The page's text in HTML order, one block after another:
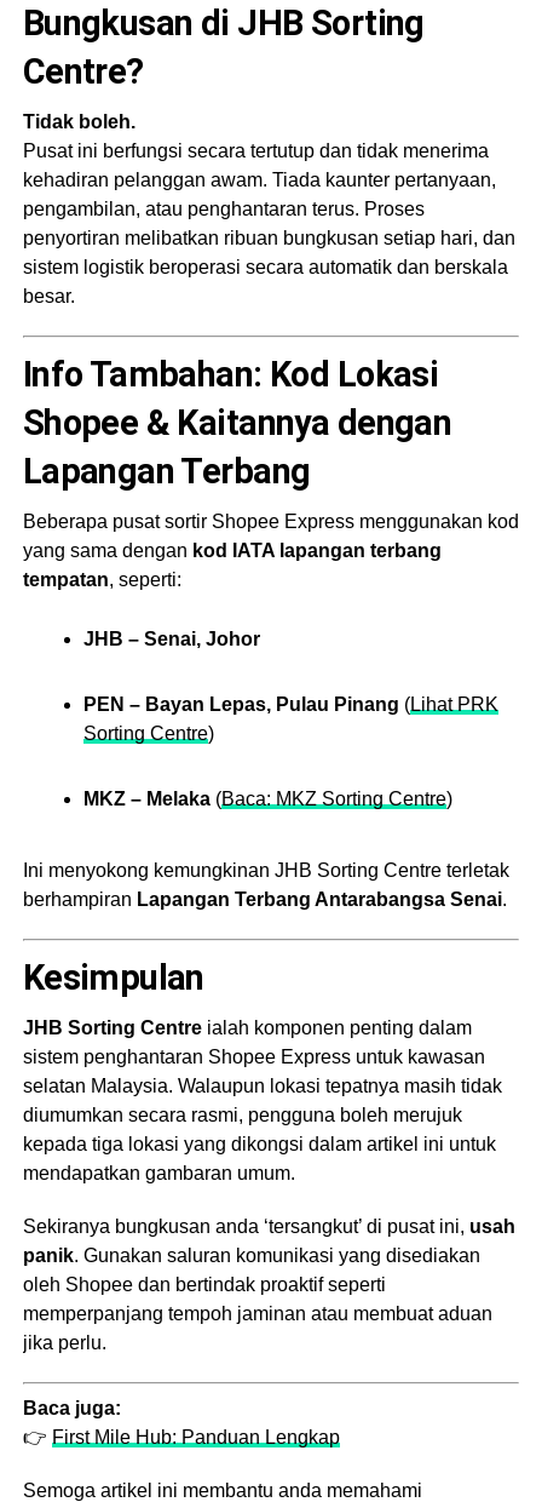
Bungkusan di JHB Sorting
Centre?
Tidak boleh.
Pusat ini berfungsi secara tertutup dan tidak menerima
kehadiran pelanggan awam. Tiada kaunter pertanyaan,
pengambilan, atau penghantaran terus. Proses
penyortiran melibatkan ribuan bungkusan setiap hari, dan
sistem logistik beroperasi secara automatik dan berskala
besar.
Info Tambahan: Kod Lokasi
Shopee & Kaitannya dengan
Lapangan Terbang
Beberapa pusat sortir Shopee Express menggunakan kod
yang sama dengan kod IATA lapangan terbang
tempatan, seperti:
JHB – Senai, Johor
PEN – Bayan Lepas, Pulau Pinang (Lihat PRK
Sorting Centre)
MKZ – Melaka(Baca: MKZ Sorting Centre)
Ini menyokong kemungkinan JHB Sorting Centre terletak
berhampiran Lapangan Terbang Antarabangsa Senai.
Kesimpulan
JHB Sorting Centreialah komponen penting dalam
sistem penghantaran Shopee Express untuk kawasan
selatan Malaysia. Walaupun lokasi tepatnya masih tidak
diumumkan secara rasmi, pengguna boleh merujuk
kepada tiga lokasi yang dikongsi dalam artikel ini untuk
mendapatkan gambaran umum.
Sekiranya bungkusan anda ‘tersangkut’ di pusat ini, usah
panik. Gunakan saluran komunikasi yang disediakan
oleh Shopee dan bertindak proaktif seperti
memperpanjang tempoh jaminan atau membuat aduan
jika perlu.
Baca juga:
👉 First Mile Hub: Panduan Lengkap
Semoga artikel ini membantu anda memahami